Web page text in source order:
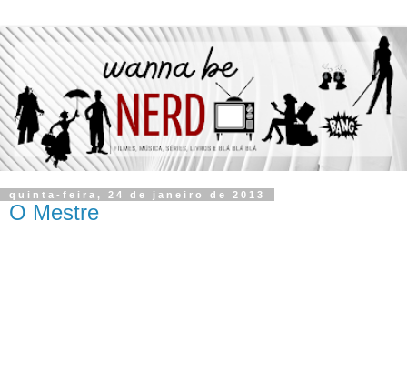
quinta-feira, 24 de janeiro de 2013
O Mestre